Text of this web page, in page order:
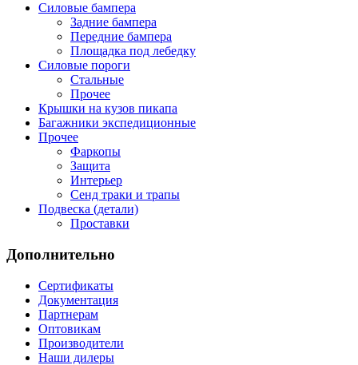
Силовые бампера
Задние бампера
Передние бампера
Площадка под лебедку
Силовые пороги
Стальные
Прочее
Крышки на кузов пикапа
Багажники экспедиционные
Прочее
Фаркопы
Защита
Интерьер
Сенд траки и трапы
Подвеска (детали)
Проставки
Дополнительно
Сертификаты
Документация
Партнерам
Оптовикам
Производители
Наши дилеры